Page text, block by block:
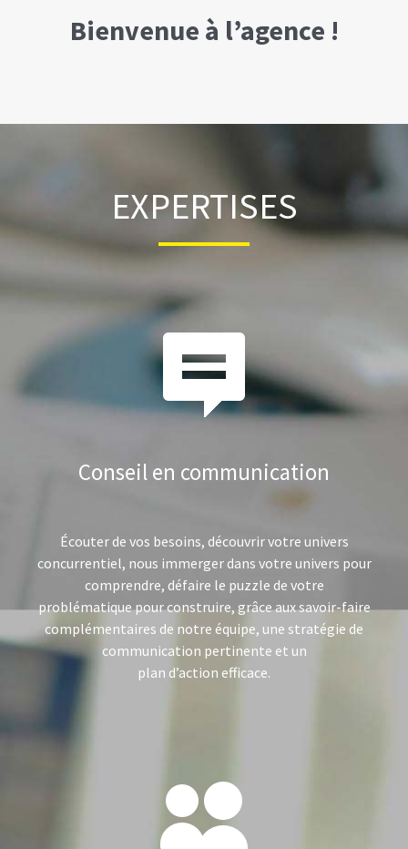
Bienvenue à l’agence !
EXPERTISES
Conseil en communication
Écouter de vos besoins, découvrir votre univers
concurrentiel, nous immerger dans votre univers pour
comprendre, défaire le puzzle de votre
problématique pour construire, grâce aux savoir-faire
complémentaires de notre équipe, une stratégie de
communication pertinente et un
plan d’action efficace.